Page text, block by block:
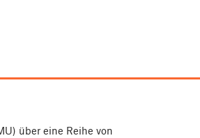
über eine Reihe von